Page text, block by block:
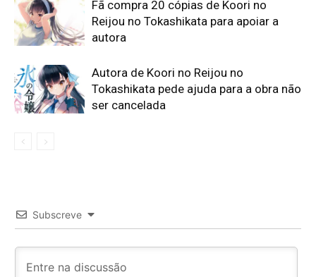
Fã compra 20 cópias de Koori no
Reijou no Tokashikata para apoiar a
autora
Autora de Koori no Reijou no
Tokashikata pede ajuda para a obra não
ser cancelada
Subscreve